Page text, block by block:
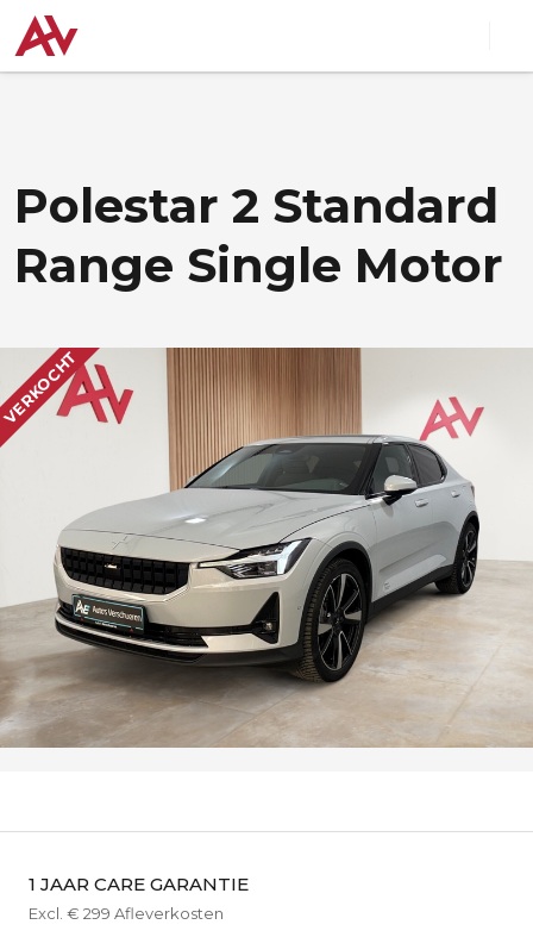
Polestar 2 Standard
Range Single Motor
VERKOCHT
1 JAAR CARE GARANTIE
Excl. € 299 Afleverkosten